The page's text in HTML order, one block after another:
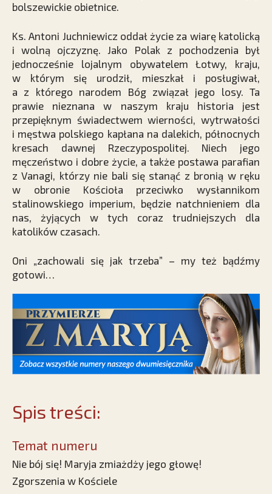
bolszewickie obietnice.
Ks. Antoni Juchniewicz oddał życie za wiarę katolicką
i wolną ojczyznę. Jako Polak z pochodzenia był
jednocześnie lojalnym obywatelem Łotwy, kraju,
w którym się urodził, mieszkał i posługiwał,
a z którego narodem Bóg związał jego losy. Ta
prawie nieznana w naszym kraju historia jest
przepięknym świadectwem wierności, wytrwałości
i męstwa polskiego kapłana na dalekich, północnych
kresach dawnej Rzeczypospolitej. Niech jego
męczeństwo i dobre życie, a także postawa parafian
z Vanagi, którzy nie bali się stanąć z bronią w ręku
w obronie Kościoła przeciwko wysłannikom
stalinowskiego imperium, będzie natchnieniem dla
nas, żyjących w tych coraz trudniejszych dla
katolików czasach.
Oni „zachowali się jak trzeba” – my też bądźmy
gotowi…
Spis treści:
Temat numeru
Nie bój się! Maryja zmiażdży jego głowę!
Zgorszenia w Kościele